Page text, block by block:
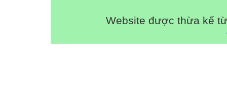
Website được thừa kế